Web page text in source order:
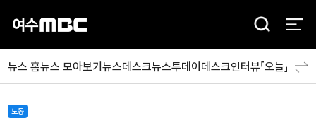
검
뉴스 홈뉴스 모아보기뉴스데스크뉴스투데이데스크인터뷰「오늘」 분야
노동